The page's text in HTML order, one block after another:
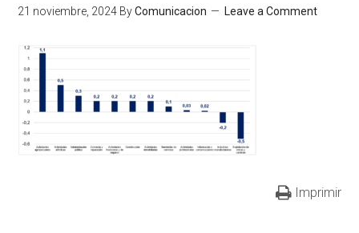
21 noviembre, 2024 ByComunicacion Leave a Comment
Imprimir